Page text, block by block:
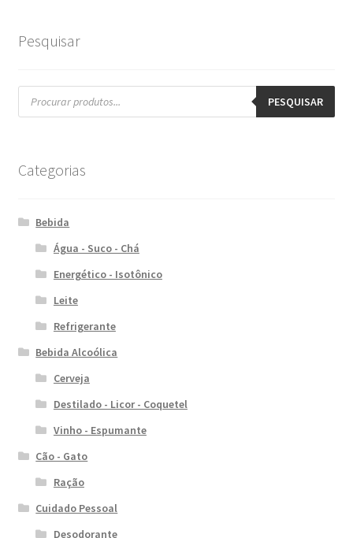
Pesquisar
Pesquisar
produtos PESQUISAR
Categorias
Bebida
Água - Suco - Chá
Energético - Isotônico
Leite
Refrigerante
Bebida Alcoólica
Cerveja
Destilado - Licor - Coquetel
Vinho - Espumante
Cão - Gato
Ração
Cuidado Pessoal
Desodorante